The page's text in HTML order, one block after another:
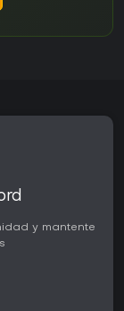
y mantente